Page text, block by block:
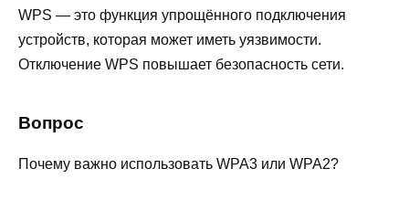
WPS — это функция упрощённого подключения
устройств, которая может иметь уязвимости.
Отключение WPS повышает безопасность сети.
Вопрос
Почему важно использовать WPA3 или WPA2?